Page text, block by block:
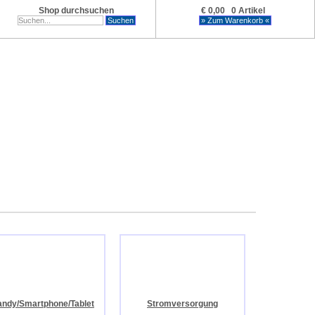
€ 0,00 0 Artikel
Shop durchsuchen
Smartphone/Tablet Stromversorgung